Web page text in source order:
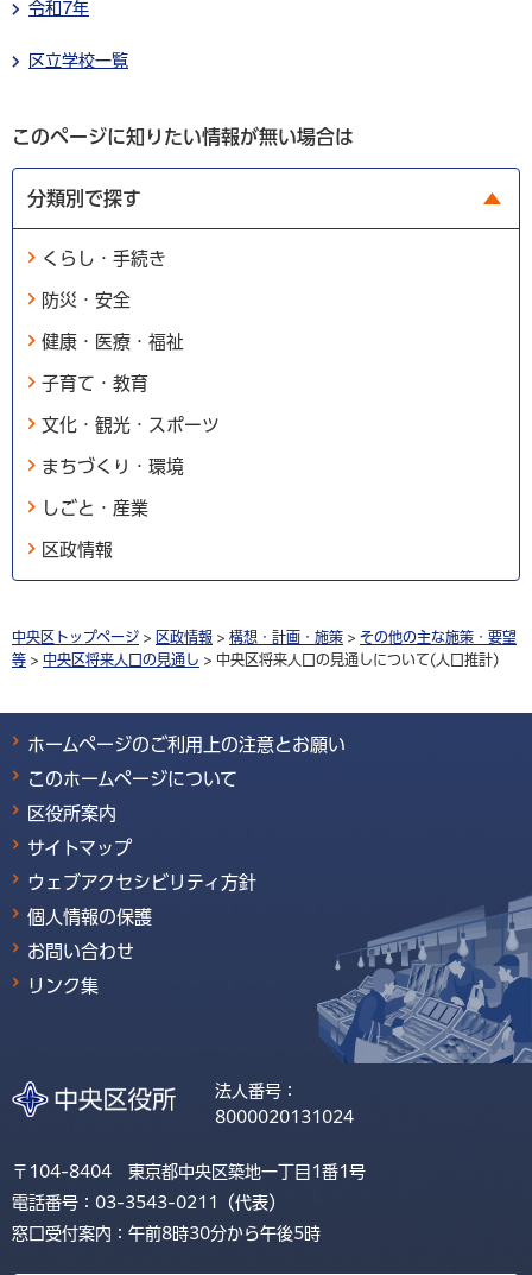
令和7年
区立学校一覧
このページに知りたい情報が無い場合は
分類別で探す
くらし・手続き
防災・安全
健康・医療・福祉
子育て・教育
文化・観光・スポーツ
まちづくり・環境
しごと・産業
区政情報
中央区トップページ > 区政情報 > 構想・計画・施策 > その他の主な施策・要望
等 > 中央区将来人口の見通し > 中央区将来人口の見通しについて(人口推計)
ホームページのご利用上の注意とお願い
このホームページについて
区役所案内
サイトマップ
ウェブアクセシビリティ方針
個人情報の保護
お問い合わせ
リンク集
法人番号：
8000020131024
〒104-8404 東京都中央区築地一丁目1番1号
電話番号：03-3543-0211（代表）
窓口受付案内：午前8時30分から午後5時